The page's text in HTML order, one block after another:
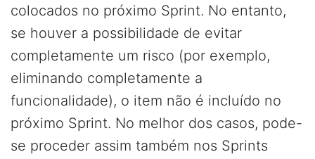
colocados no próximo Sprint. No entanto,
se houver a possibilidade de evitar
completamente um risco (por exemplo,
eliminando completamente a
funcionalidade), o item não é incluído no
próximo Sprint. No melhor dos casos, pode-
se proceder assim também nos Sprints